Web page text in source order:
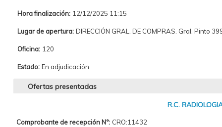
Hora finalización: 12/12/2025 11:15
Lugar de apertura: DIRECCIÓN GRAL. DE COMPRAS. Gral. Pinto
Oficina: 120
Estado: En adjudicación
Ofertas presentadas
R.C.
Comprobante de recepción N°: CRO:11432